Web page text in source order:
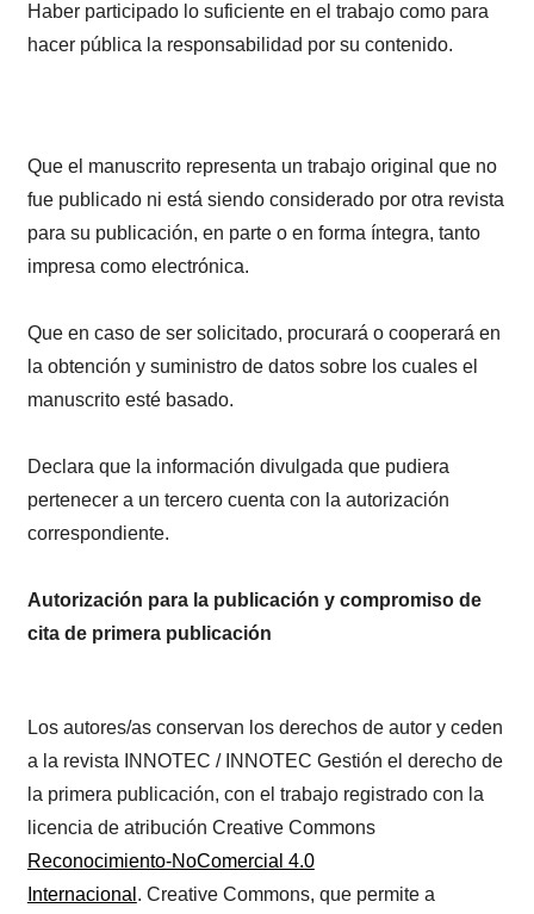
Haber participado lo suficiente en el trabajo como para
hacer pública la responsabilidad por su contenido.
Que el manuscrito representa un trabajo original que no
fue publicado ni está siendo considerado por otra revista
para su publicación, en parte o en forma íntegra, tanto
impresa como electrónica.
Que en caso de ser solicitado, procurará o cooperará en
la obtención y suministro de datos sobre los cuales el
manuscrito esté basado.
Declara que la información divulgada que pudiera
pertenecer a un tercero cuenta con la autorización
correspondiente.
Autorización para la publicación y compromiso de
cita de primera publicación
Los autores/as conservan los derechos de autor y ceden
a la revista INNOTEC / INNOTEC Gestión el derecho de
la primera publicación, con el trabajo registrado con la
licencia de atribución Creative Commons
Reconocimiento-NoComercial 4.0
Internacional . Creative Commons, que permite a